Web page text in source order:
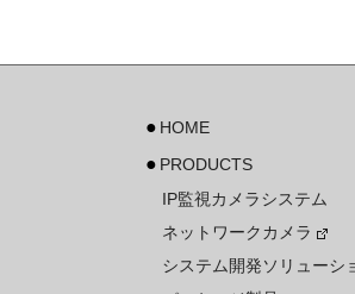
HOME
PRODUCTS
IP監視カメラシステム
ネットワークカメラ
システム開発ソリューシ